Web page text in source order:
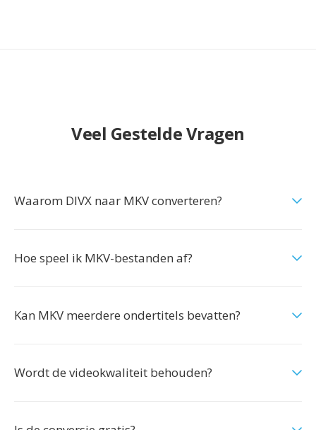
Veel Gestelde Vragen
Waarom DIVX naar MKV converteren?
Hoe speel ik MKV-bestanden af?
Kan MKV meerdere ondertitels bevatten?
Wordt de videokwaliteit behouden?